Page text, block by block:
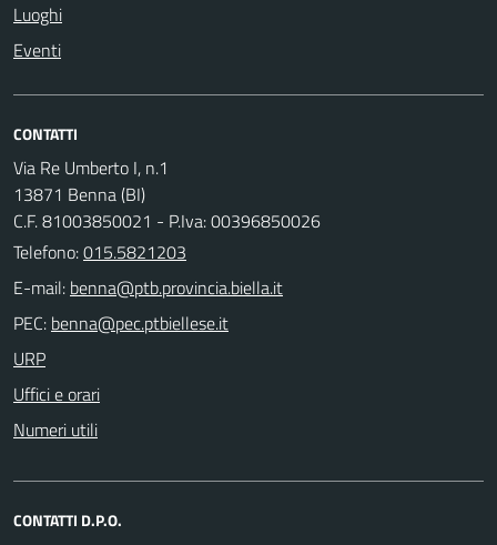
Luoghi
Eventi
CONTATTI
Via Re Umberto I, n.1
13871 Benna (BI)
C.F. 81003850021 - P.Iva: 00396850026
Telefono:015.5821203
E-mail:
PEC:
URP
Uffici e orari
Numeri utili
CONTATTI D.P.O.